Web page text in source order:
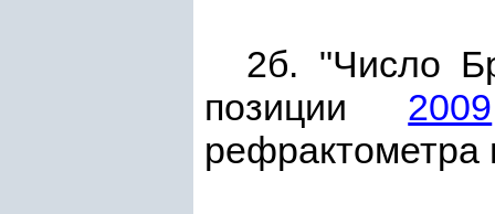
2б. "Число
позиции 2009
рефрактометра